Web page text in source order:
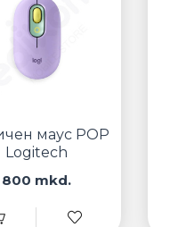
маус POP
Logitech
800 mkd.